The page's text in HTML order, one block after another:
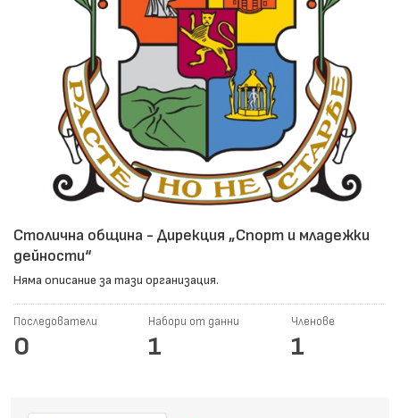
Столична община - Дирекция „Спорт и младежки
дейности“
Няма описание за тази организация.
Последователи
0
Набори от данни
1
Членове
1